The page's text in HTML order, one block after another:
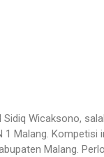
Wicaksono,
1 Malang.
Malang.